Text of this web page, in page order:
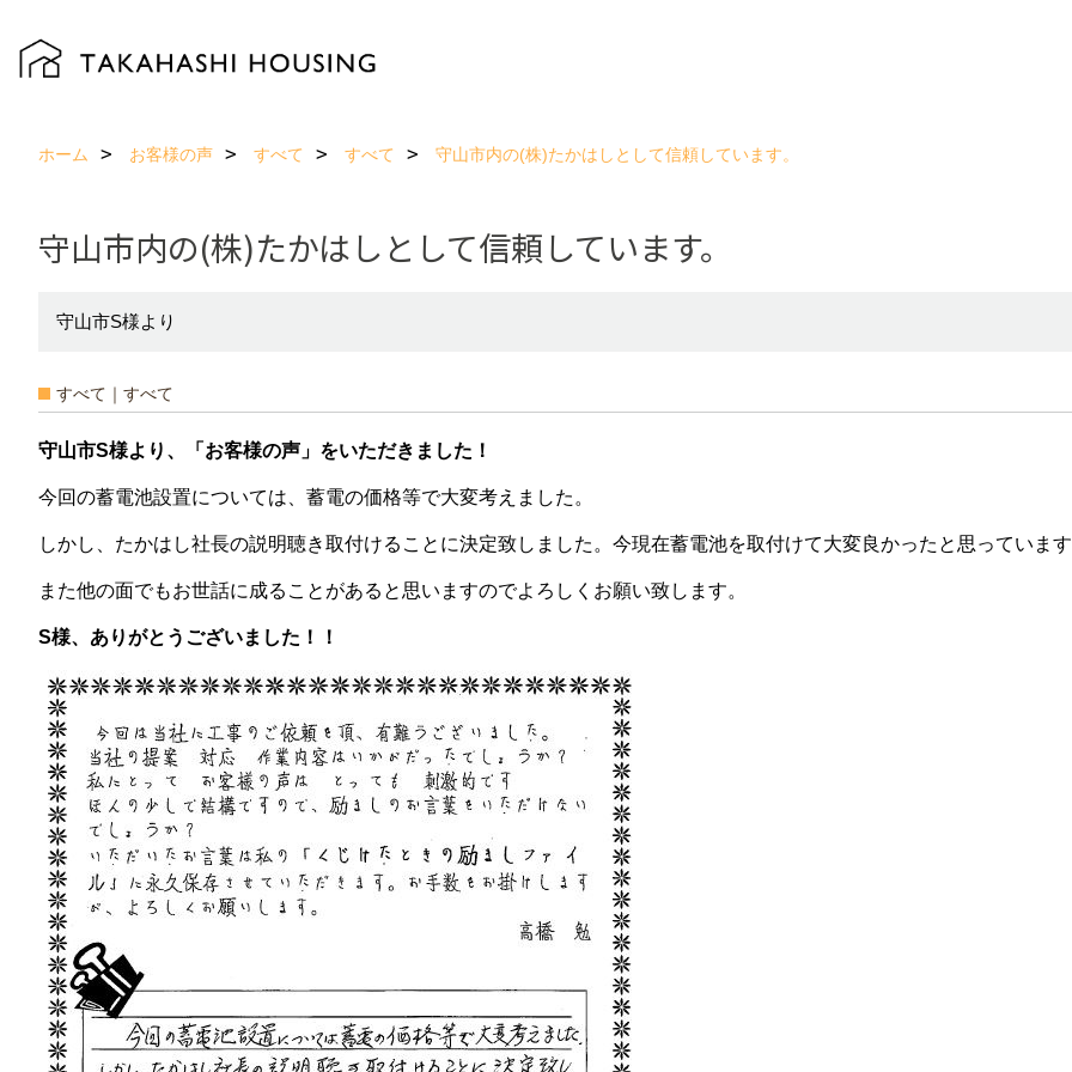
ホーム お客様の声 すべて すべて 守山市内の(株)たかはしとして信頼しています。
守山市内の(株)たかはしとして信頼しています。
守山市S様より
すべて｜すべて
守山市S様より、「お客様の声」をいただきました！
今回の蓄電池設置については、蓄電の価格等で大変考えました。
しかし、たかはし社長の説明聴き取付けることに決定致しました。今現在蓄電池を取付けて大変良かったと思っていま
また他の面でもお世話に成ることがあると思いますのでよろしくお願い致します。
S様、ありがとうございました！！